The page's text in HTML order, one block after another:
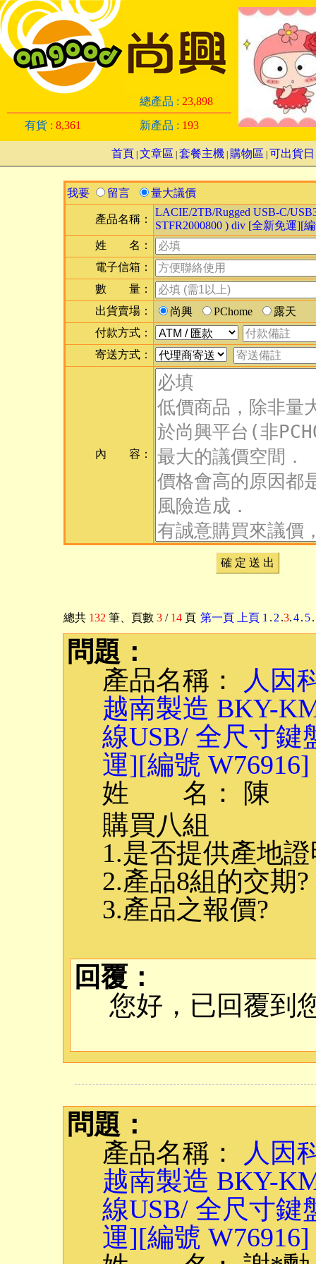
總產品 : 23,898
有貨 : 8,361 新產品 : 193
首頁 文章區 套餐主機| 購物區 可出貨日
我要 留言 量大議價
產品名稱：
LACIE/2TB/Rugged USB-C/
STFR2000800 ) div [全新免運][
姓 名：
電子信箱：
數 量：
出貨賣場：
尚興 PChome
露天
付款方式：
寄送方式：
內 容：
確 定 送 出
總共 132 筆 、頁數 3 / 14 頁 第一頁 上頁 1 . 2 .3.4. 5.
問題：
產品名稱：
人因
越南製造 BKY-
線USB/ 全尺寸鍵
運][編號 W76916]
姓 名： 陳
購買八組
1.是否提供產地證
2.產品8組的交期?
3.產品之報價?
回覆：
您好，已回覆到
問題：
產品名稱：
人因
越南製造 BKY-
線USB/ 全尺寸鍵
運][編號 W76916]